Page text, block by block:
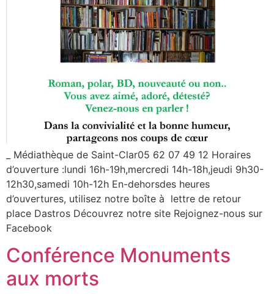
_ Médiathèque de Saint-Clar05 62 07 49 12 Horaires
d’ouverture :lundi 16h-19h,mercredi 14h-18h,jeudi 9h30-
12h30,samedi 10h-12h En-dehorsdes heures
d’ouvertures, utilisez notre boîte à lettre de retour
place Dastros Découvrez notre site Rejoignez-nous sur
Facebook
Conférence Monuments
aux morts